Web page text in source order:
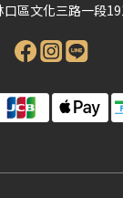
口區文化三路一段